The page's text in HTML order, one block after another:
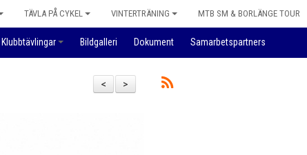
TÄVLA PÅ CYKEL VINTERTRÄNING MTB SM & BORLÄNGE TOUR
Klubbtävlingar Bildgalleri Dokument Samarbetspartners
>
<